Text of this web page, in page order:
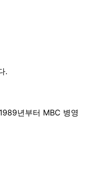
.
년부터 MBC 병영